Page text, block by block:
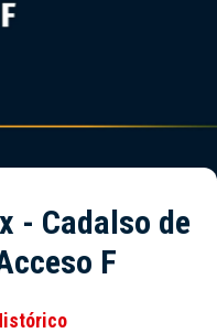
- Cadalso de
F